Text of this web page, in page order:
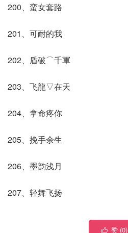
200、蛮女套路
201、可耐的我
202、盾破⌒千軍
203、飞龍▽在天
204、拿命疼你
205、挽手余生
206、墨韵浅月
207、轻舞飞扬
 赞 (0)